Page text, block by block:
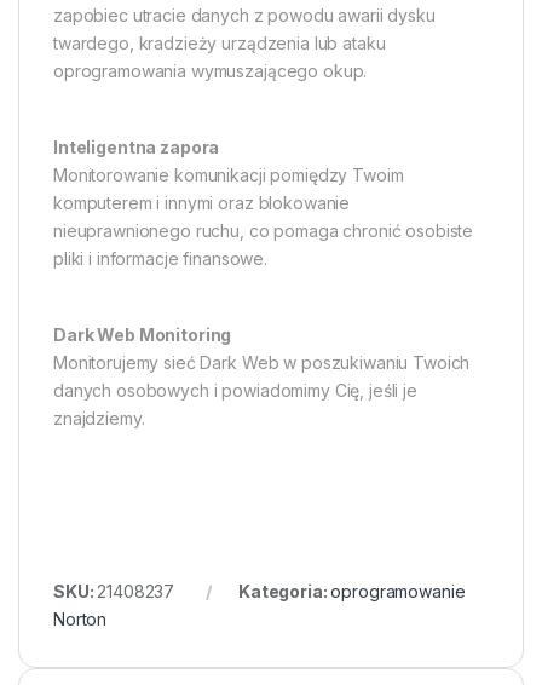
zapobiec utracie danych z powodu awarii dysku
twardego, kradzieży urządzenia lub ataku
oprogramowania wymuszającego okup.
Inteligentna zapora
Monitorowanie komunikacji pomiędzy Twoim
komputerem i innymi oraz blokowanie
nieuprawnionego ruchu, co pomaga chronić osobiste
pliki i informacje finansowe.
Dark Web Monitoring
Monitorujemy sieć Dark Web w poszukiwaniu Twoich
danych osobowych i powiadomimy Cię, jeśli je
znajdziemy.
SKU: 21408237 Kategoria:oprogramowanie
Norton